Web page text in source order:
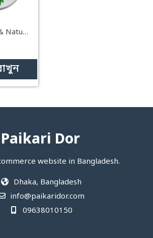
Skin Cafe Pure & Natural Aloe Vera Gel 98% – 240ml
Paikari Dor
website in Bangladesh.
Dhaka, Bangladesh
info@paikaridor.com
09638010150